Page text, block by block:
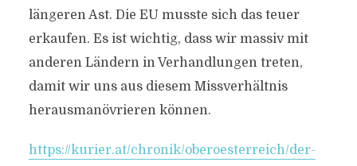
längeren Ast. Die EU musste sich das teuer
erkaufen. Es ist wichtig, dass wir massiv mit
anderen Ländern in Verhandlungen treten,
damit wir uns aus diesem Missverhältnis
herausmanövrieren können.
https://kurier.at/chronik/oberoesterreich/der-